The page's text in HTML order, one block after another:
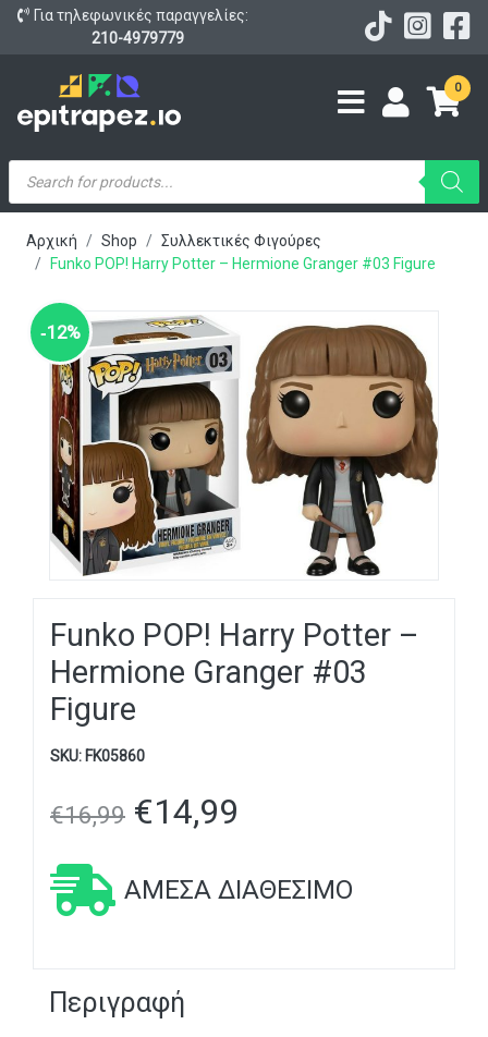
Για τηλεφωνικές παραγγελίες:
210-4979779
0
Products
search
Αρχική Shop
Συλλεκτικές Φιγούρες
Funko POP! Harry Potter – Hermione Granger #03 Figure
‑12%
Funko POP! Harry Potter –
Hermione Granger #03
Figure
SKU: FK05860
€16,99 €14,99
ΆΜΕΣΑ ΔΙΑΘΈΣΙΜΟ
Περιγραφή